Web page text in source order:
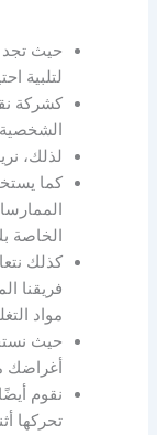
حيث تجد
لتلبية
كشركة
لذلك،
كما
الخاصة
كذلك
فريقنا
مواد
حيث
أغراضك
نقوم
تحركها